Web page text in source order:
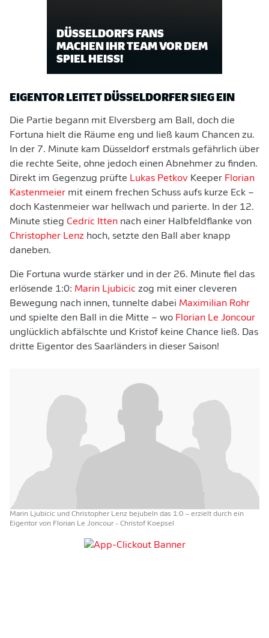
DÜSSELDORFS FANS
MACHEN IHR TEAM VOR DEM
SPIEL HEISS!
EIGENTOR LEITET DÜSSELDORFER SIEG EIN
Die Partie begann mit Elversberg am Ball, doch die
Fortuna hielt die Räume eng und ließ kaum Chancen zu.
In der 7. Minute kam Düsseldorf erstmals gefährlich über
die rechte Seite, ohne jedoch einen Abnehmer zu finden.
Direkt im Gegenzug prüfte Lukas Petkov Keeper Florian
Kastenmeier mit einem frechen Schuss aufs kurze Eck –
doch Kastenmeier war hellwach und parierte. In der 12.
Minute stieg Cedric Itten nach einer Halbfeldflanke von
Christopher Lenz hoch, setzte den Ball aber knapp
daneben.
Die Fortuna wurde stärker und in der 26. Minute fiel das
erlösende 1:0: Marin Ljubicic zog mit einer cleveren
Bewegung nach innen, tunnelte dabei Maximilian Rohr
und spielte den Ball in die Mitte – wo Florian Le Joncour
unglücklich abfälschte und Kristof keine Chance ließ. Das
dritte Eigentor des Saarländers in dieser Saison!
Marin Ljubicic und Christopher Lenz bejubeln das 1:0 – erzielt durch ein
Eigentor von Florian Le Joncour - Christof Koepsel